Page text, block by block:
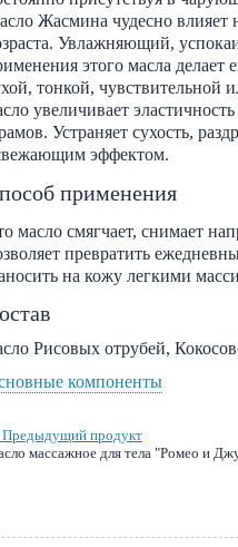
Жасмина чудесно влияет
Увлажняющий,
этого масла делает
тонкой,
увеличивает
Устраняет сухость,
эффектом.
применения
масло смягчает, снимает
превратить
на кожу легкими
Рисовых отрубей,
компоненты
продукт
массажное для тела "Ромео и